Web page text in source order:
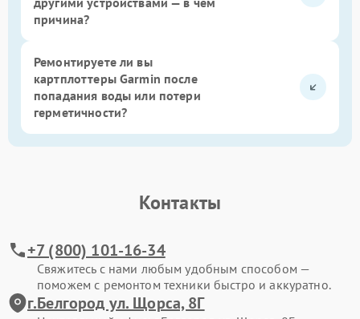
причина?
Ремонтируете ли вы
картплоттеры Garmin после
попадания воды или потери
герметичности?
Контакты
+7 (800) 101-16-34
Свяжитесь с нами любым удобным способом —
поможем с ремонтом техники быстро и аккуратно.
г.Белгород ул. Щорса, 8Г